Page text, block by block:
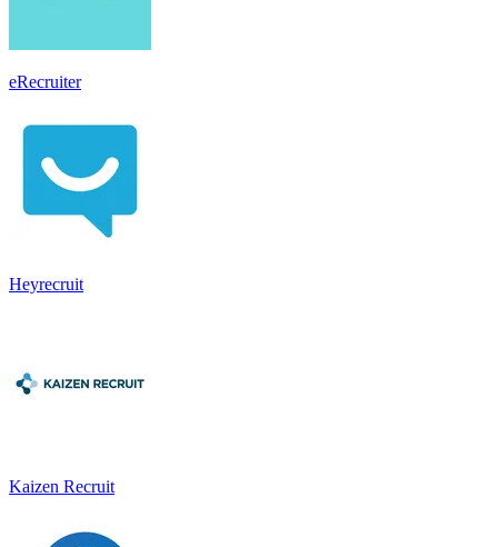
eRecruiter
Heyrecruit
Kaizen Recruit